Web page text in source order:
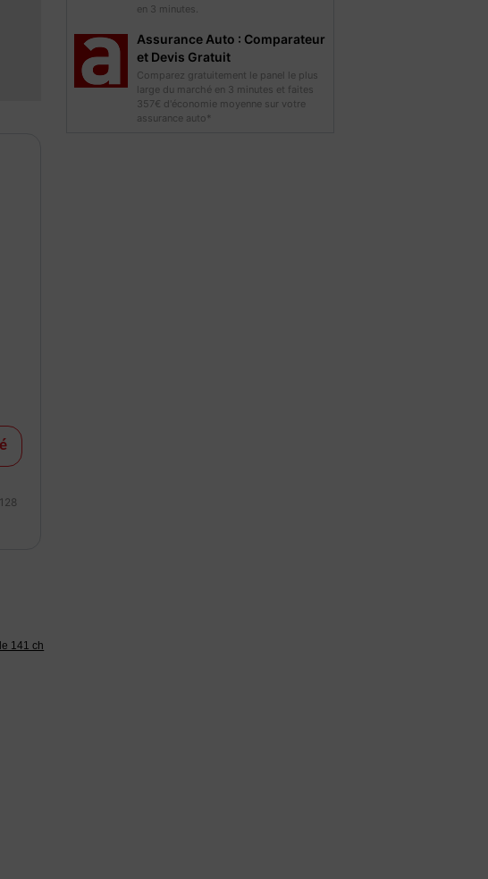
141 ch
en 3 minutes.
Assurance Auto : Comparateur
et Devis Gratuit
Comparez gratuitement le panel le plus
large du marché en 3 minutes et faites
357€ d'économie moyenne sur votre
assurance auto*